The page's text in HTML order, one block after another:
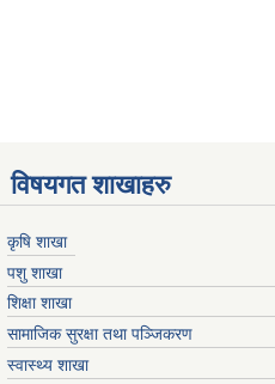
विषयगत शाखाहरु
कृषि शाखा
पशु शाखा
शिक्षा शाखा
सामाजिक सुरक्षा तथा पञ्जिकरण
स्वास्थ्य शाखा